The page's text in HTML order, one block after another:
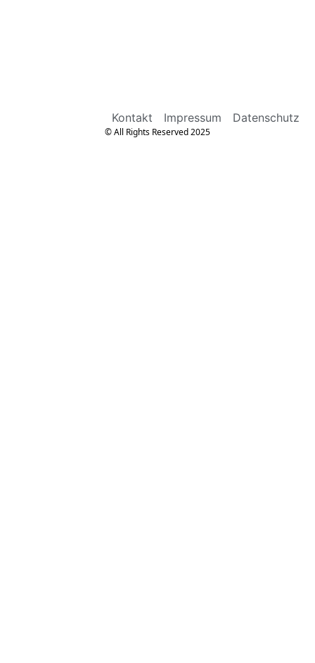
Kontakt Impressum Datenschutz
© All Rights Reserved 2025